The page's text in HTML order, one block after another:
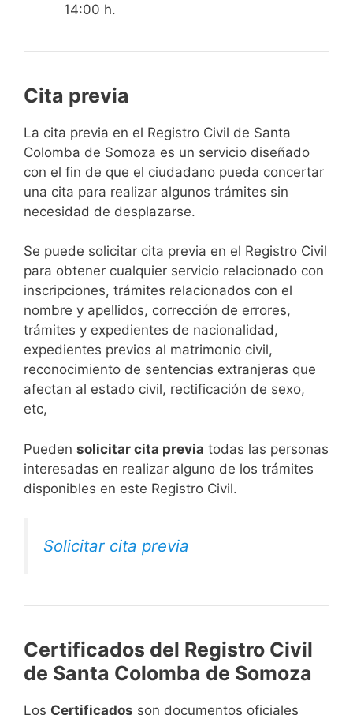
14:00 h.
Cita previa
​​​​​​​​​​​​​​​​​​​​​​​​​​​​La cita previa en el Registro Civil de Santa
Colomba de Somoza es un servicio diseñado
con el fin de que el ciudadano pueda concertar
una cita para realizar algunos trámites sin
necesidad de desplazarse.​
Se puede solicitar cita previa en el Registro Civil
para obtener cualquier servicio relacionado con
inscripciones, trámites relacionados con el
nombre y apellidos, corrección de errores,
trámites y expedientes de nacionalidad,
expedientes previos al matrimonio civil,
reconocimiento de sentencias extranjeras que
afectan al estado civil, rectificación de sexo,
etc,
​Pueden solicitar cita previa todas las personas
interesadas en realizar alguno de los trámites
disponibles en este Registro Civil.​
Solicitar cita previa
Certificados del Registro Civil
de Santa Colomba de Somoza
Los Certificados son documentos oficiales